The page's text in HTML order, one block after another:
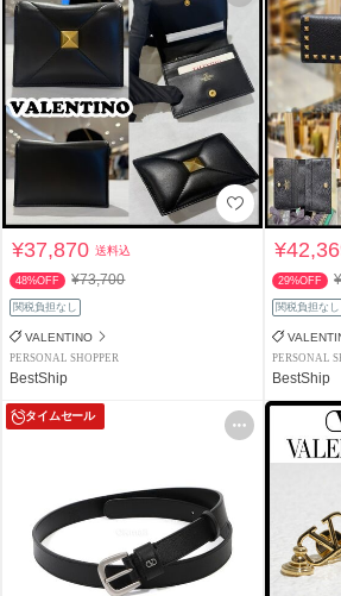
¥37,870送料込
48%OFF ¥73,700
関税負担なし
VALENTINO
PERSONAL SHOPPER
BestShip
29%OFF
関税負担なし
PERSONAL
BestShip
タイムセール